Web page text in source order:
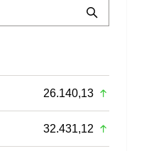
26.140,13
32.431,12